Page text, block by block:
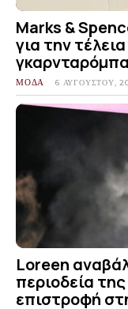
Marks &
για την
γκαρνταρόμπα
ΜΟΔΑ 6 ΑΥΓΟΎΣΤΟΥ,
Loreen
περιοδεία
επιστροφή